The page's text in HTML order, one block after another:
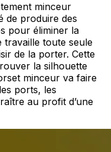
minceur
de produire des
pour éliminer la
travaille toute seule
de la porter. Cette
la silhouette
minceur va faire
ports, les
au profit d’une